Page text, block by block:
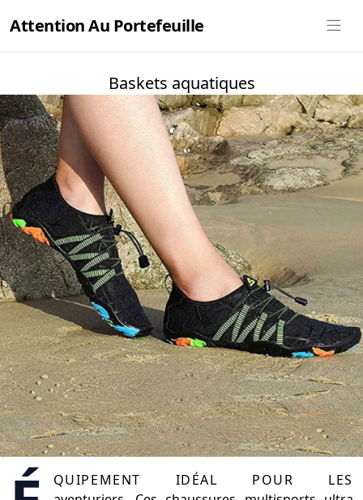
Attention Au Portefeuille
Baskets aquatiques
quipement idéal pour les